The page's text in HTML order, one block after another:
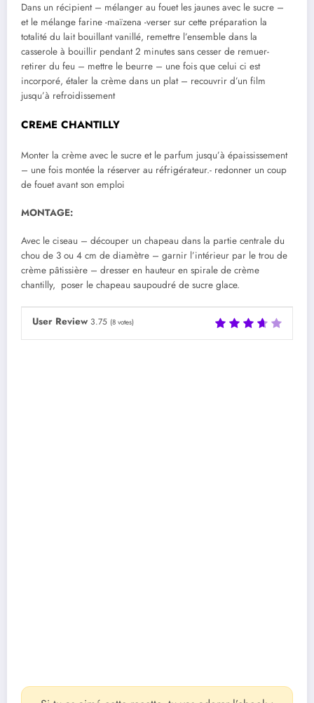
Dans un récipient – mélanger au fouet les jaunes avec le sucre –
et le mélange farine -maïzena -verser sur cette préparation la
totalité du lait bouillant vanillé, remettre l’ensemble dans la
casserole à bouillir pendant 2 minutes sans cesser de remuer-
retirer du feu – mettre le beurre – une fois que celui ci est
incorporé, étaler la crème dans un plat – recouvrir d’un film
jusqu’à refroidissement
CREME CHANTILLY
Monter la crème avec le sucre et le parfum jusqu’à épaississement
– une fois montée la réserver au réfrigérateur.- redonner un coup
de fouet avant son emploi
MONTAGE:
Avec le ciseau – découper un chapeau dans la partie centrale du
chou de 3 ou 4 cm de diamètre – garnir l’intérieur par le trou de
crème pâtissière – dresser en hauteur en spirale de crème
chantilly, poser le chapeau saupoudré de sucre glace.
User Review 3.75 (8 votes)